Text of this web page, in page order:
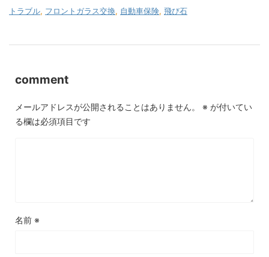
トラブル, フロントガラス交換, 自動車保険, 飛び石
comment
メールアドレスが公開されることはありません。 ※ が付いてい
る欄は必須項目です
名前 ※